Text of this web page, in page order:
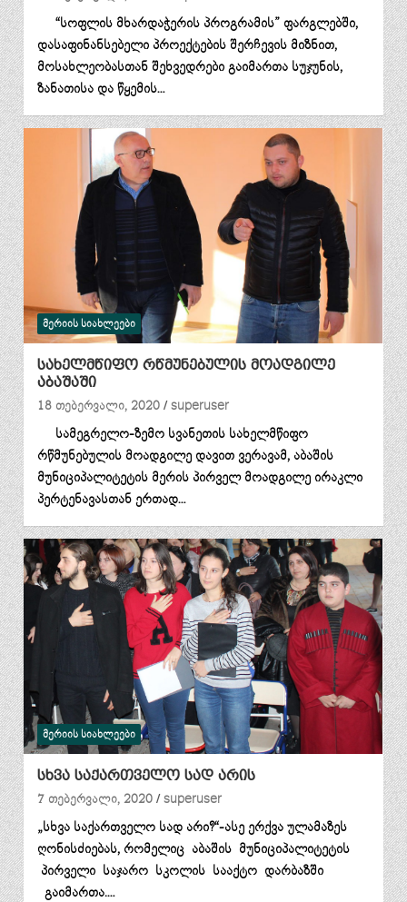
“სოფლის მხარდაჭერის პროგრამის” ფარგლებში,
დასაფინანსებელი პროექტების შერჩევის მიზნით,
მოსახლეობასთან შეხვედრები გაიმართა სუჯუნის,
ზანათისა და წყემის…
ᲛᲔᲠᲘᲘᲡ ᲡᲘᲐᲮᲚᲔᲔᲑᲘ
სახელმწიფო რწმუნებულის მოადგილე
აბაშაში
18 თებერვალი, 2020
superuser
სამეგრელო-ზემო სვანეთის სახელმწიფო
რწმუნებულის მოადგილე დავით ვერავამ, აბაშის
მუნიციპალიტეტის მერის პირველ მოადგილე ირაკლი
პერტენავასთან ერთად…
ᲛᲔᲠᲘᲘᲡ ᲡᲘᲐᲮᲚᲔᲔᲑᲘ
სხვა საქართველო სად არის
7 თებერვალი, 2020
superuser
„სხვა საქართველო სად არი?“-ასე ერქვა ულამაზეს
ღონისძიებას, რომელიც აბაშის მუნიციპალიტეტის
პირველი საჯარო სკოლის სააქტო დარბაზში
გაიმართა.…